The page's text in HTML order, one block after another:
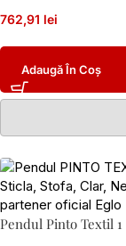
762,91 lei
Adaugă În Coș
Pendul Pinto Textil 1